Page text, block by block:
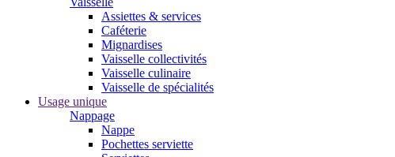
Assiettes & services
Caféterie
Mignardises
Vaisselle collectivités
Vaisselle culinaire
Vaisselle de spécialités
Usage unique
Nappage
Nappe
Pochettes serviette